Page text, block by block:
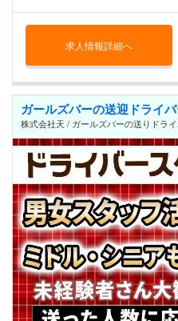
求人情報詳細へ
ガールズバーの送迎ドライ
株式会社天 / ガールズバーの送りドラ